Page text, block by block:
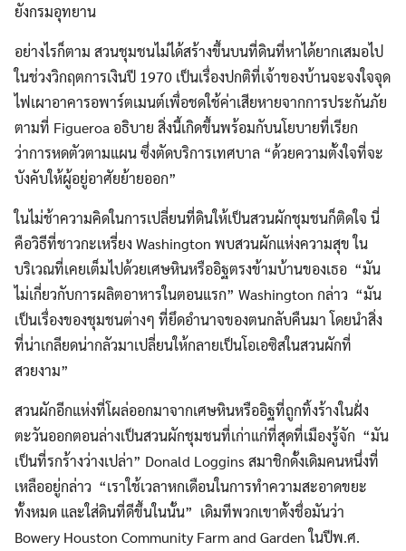
ยังกรมอุทยาน
อย่างไรก็ตาม สวนชุมชนไม่ได้สร้างขึ้นบนที่ดินที่หาได้ยากเสมอไป
ในช่วงวิกฤตการเงินปี 1970 เป็นเรื่องปกติที่เจ้าของบ้านจะจงใจจุด
ไฟเผาอาคารอพาร์ตเมนต์เพื่อชดใช้ค่าเสียหายจากการประกันภัย
ตามที่ Figueroa อธิบาย สิ่งนี้เกิดขึ้นพร้อมกับนโยบายที่เรียก
ว่าการหดตัวตามแผน ซึ่งตัดบริการเทศบาล “ด้วยความตั้งใจที่จะ
บังคับให้ผู้อยู่อาศัยย้ายออก”
ในไม่ช้าความคิดในการเปลี่ยนที่ดินให้เป็นสวนผักชุมชนก็ติดใจ นี่
คือวิธีที่ชาวกะเหรี่ยง Washington พบสวนผักแห่งความสุข ใน
บริเวณที่เคยเต็มไปด้วยเศษหินหรืออิฐตรงข้ามบ้านของเธอ “มัน
ไม่เกี่ยวกับการผลิตอาหารในตอนแรก” Washington กล่าว “มัน
เป็นเรื่องของชุมชนต่างๆ ที่ยึดอำนาจของตนกลับคืนมา โดยนำสิ่ง
ที่น่าเกลียดน่ากลัวมาเปลี่ยนให้กลายเป็นโอเอซิสในสวนผักที่
สวยงาม”
สวนผักอีกแห่งที่โผล่ออกมาจากเศษหินหรืออิฐที่ถูกทิ้งร้างในฝั่ง
ตะวันออกตอนล่างเป็นสวนผักชุมชนที่เก่าแก่ที่สุดที่เมืองรู้จัก “มัน
เป็นที่รกร้างว่างเปล่า” Donald Loggins สมาชิกดั้งเดิมคนหนึ่งที่
เหลืออยู่กล่าว “เราใช้เวลาหกเดือนในการทำความสะอาดขยะ
ทั้งหมด และใส่ดินที่ดีขึ้นในนั้น” เดิมทีพวกเขาตั้งชื่อมันว่า
Bowery Houston Community Farm and Garden ในปีพ.ศ.